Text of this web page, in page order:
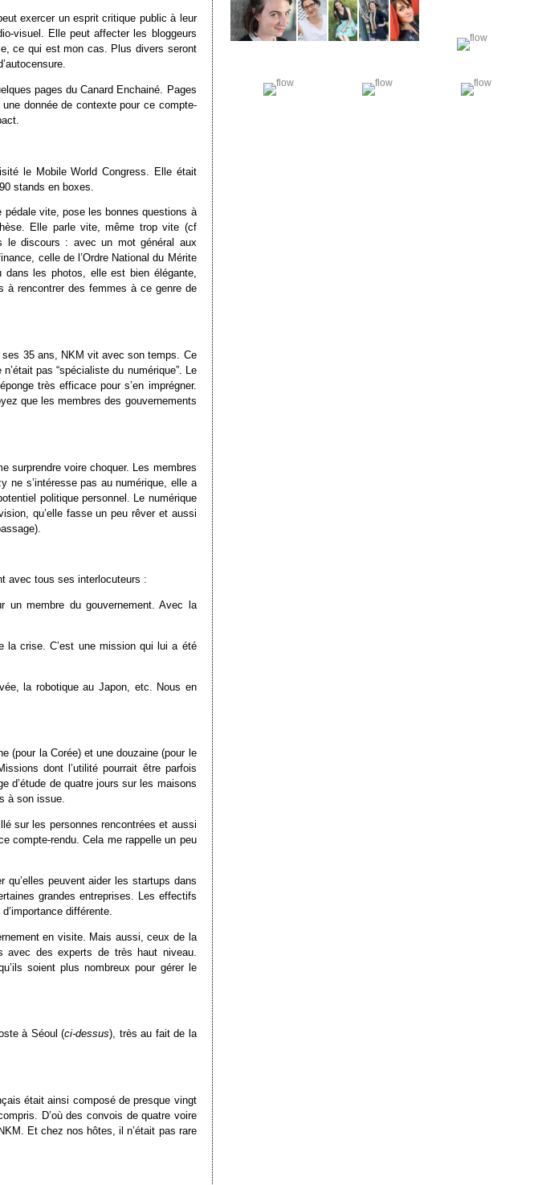
exercer un esprit critique public à leur
visuel. Elle peut affecter les bloggeurs
ce qui est mon cas. Plus divers seront
pages du Canard Enchainé. Pages
donnée de contexte pour ce compte-
le Mobile World Congress. Elle était
stands en boxes.
vite, pose les bonnes questions à
Elle parle vite, même trop vite (cf
le discours : avec un mot général aux
celle de l’Ordre National du Mérite
les photos, elle est bien élégante,
à rencontrer des femmes à ce genre de
ses 35 ans, NKM vit avec son temps. Ce
pas “spécialiste du numérique”. Le
très efficace pour s’en imprégner.
que les membres des gouvernements
surprendre voire choquer. Les membres
ne s’intéresse pas au numérique, elle a
politique personnel. Le numérique
qu’elle fasse un peu rêver et aussi
avec tous ses interlocuteurs :
un membre du gouvernement. Avec la
crise. C’est une mission qui lui a été
la robotique au Japon, etc. Nous en
(pour la Corée) et une douzaine (pour le
dont l’utilité pourrait être parfois
d’étude de quatre jours sur les maisons
à son issue.
sur les personnes rencontrées et aussi
compte-rendu. Cela me rappelle un peu
peuvent aider les startups dans
grandes entreprises. Les effectifs
différente.
en visite. Mais aussi, ceux de la
avec des experts de très haut niveau.
soient plus nombreux pour gérer le
à Séoul (ci-dessus), très au fait de la
était ainsi composé de presque vingt
D’où des convois de quatre voire
Et chez nos hôtes, il n’était pas rare